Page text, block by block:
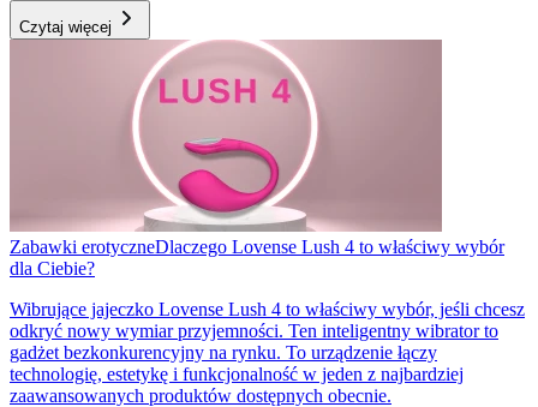
Czytaj więcej
Zabawki erotyczneDlaczego Lovense Lush 4 to właściwy wybór
dla Ciebie?
Wibrujące jajeczko Lovense Lush 4 to właściwy wybór, jeśli chcesz
odkryć nowy wymiar przyjemności. Ten inteligentny wibrator to
gadżet bezkonkurencyjny na rynku. To urządzenie łączy
technologię, estetykę i funkcjonalność w jeden z najbardziej
zaawansowanych produktów dostępnych obecnie.